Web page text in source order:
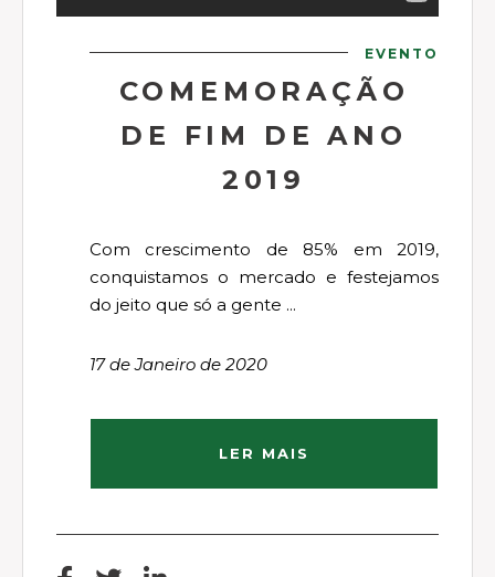
EVENTO
COMEMORAÇÃO
DE FIM DE ANO
2019
Com crescimento de 85% em 2019,
conquistamos o mercado e festejamos
do jeito que só a gente ...
17 de Janeiro de 2020
LER MAIS